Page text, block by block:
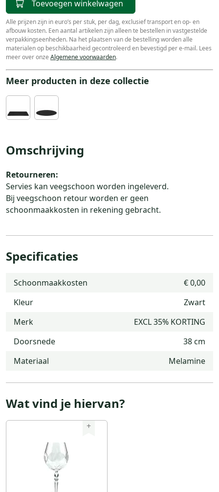
Toevoegen winkelwagen
Alle prijzen zijn in euro’s per stuk, per dag, exclusief transport en op- en
afbouw kosten. Een aantal artikelen zijn alleen te bestellen in vastgestelde
verpakkingseenheden. Na het plaatsen van de bestelling worden alle
materialen op beschikbaarheid gecontroleerd en bevestigd per e-mail. Lees
meer over onze Algemene voorwaarden.
Meer producten in deze collectie
Omschrijving
Retourneren:
Servies kan veegschoon worden ingeleverd.
Bij veegschoon retour worden er geen
schoonmaakkosten in rekening gebracht.
Specificaties
Schoonmaakkosten
€ 0,00
Kleur
Zwart
Merk
EXCL 35% KORTING
Doorsnede
38 cm
Materiaal
Melamine
Wat vind je hiervan?
+